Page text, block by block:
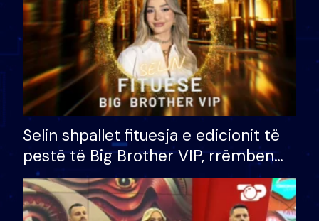
Selin shpallet fituesja e edicionit të
pestë të Big Brother VIP, rrëmben
çmimin e madh prej 100 mijë eurosh